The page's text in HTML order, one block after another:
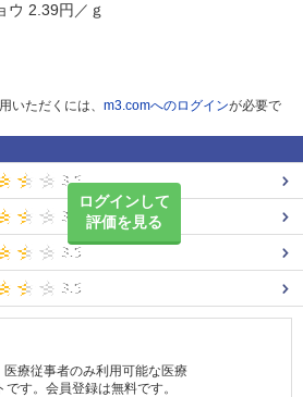
ウ 2.39円／ｇ
いただくには、 m3.comへのログインが必要で
ログインして
評価を見る
医療従事者のみ利用可能な医療
です。会員登録は無料です。